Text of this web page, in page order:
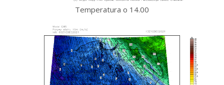
Temperatura o 14.00